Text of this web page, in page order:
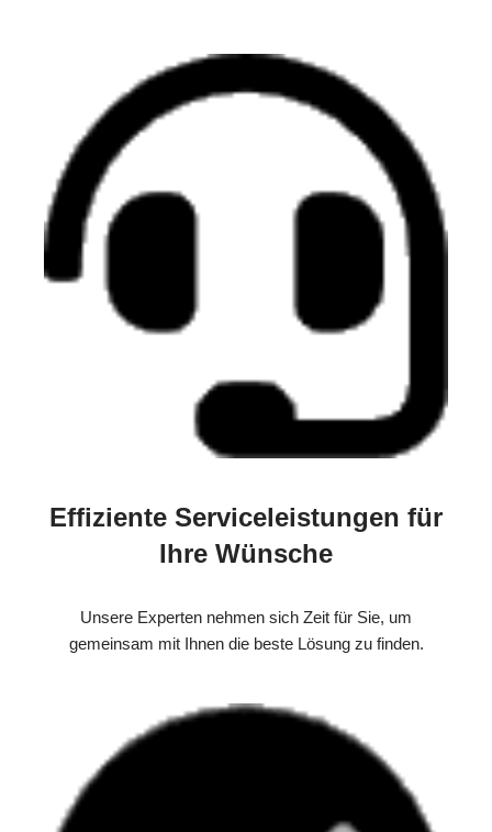
Effiziente Serviceleistungen für
Ihre Wünsche
Unsere Experten nehmen sich Zeit für Sie, um
gemeinsam mit Ihnen die beste Lösung zu finden.